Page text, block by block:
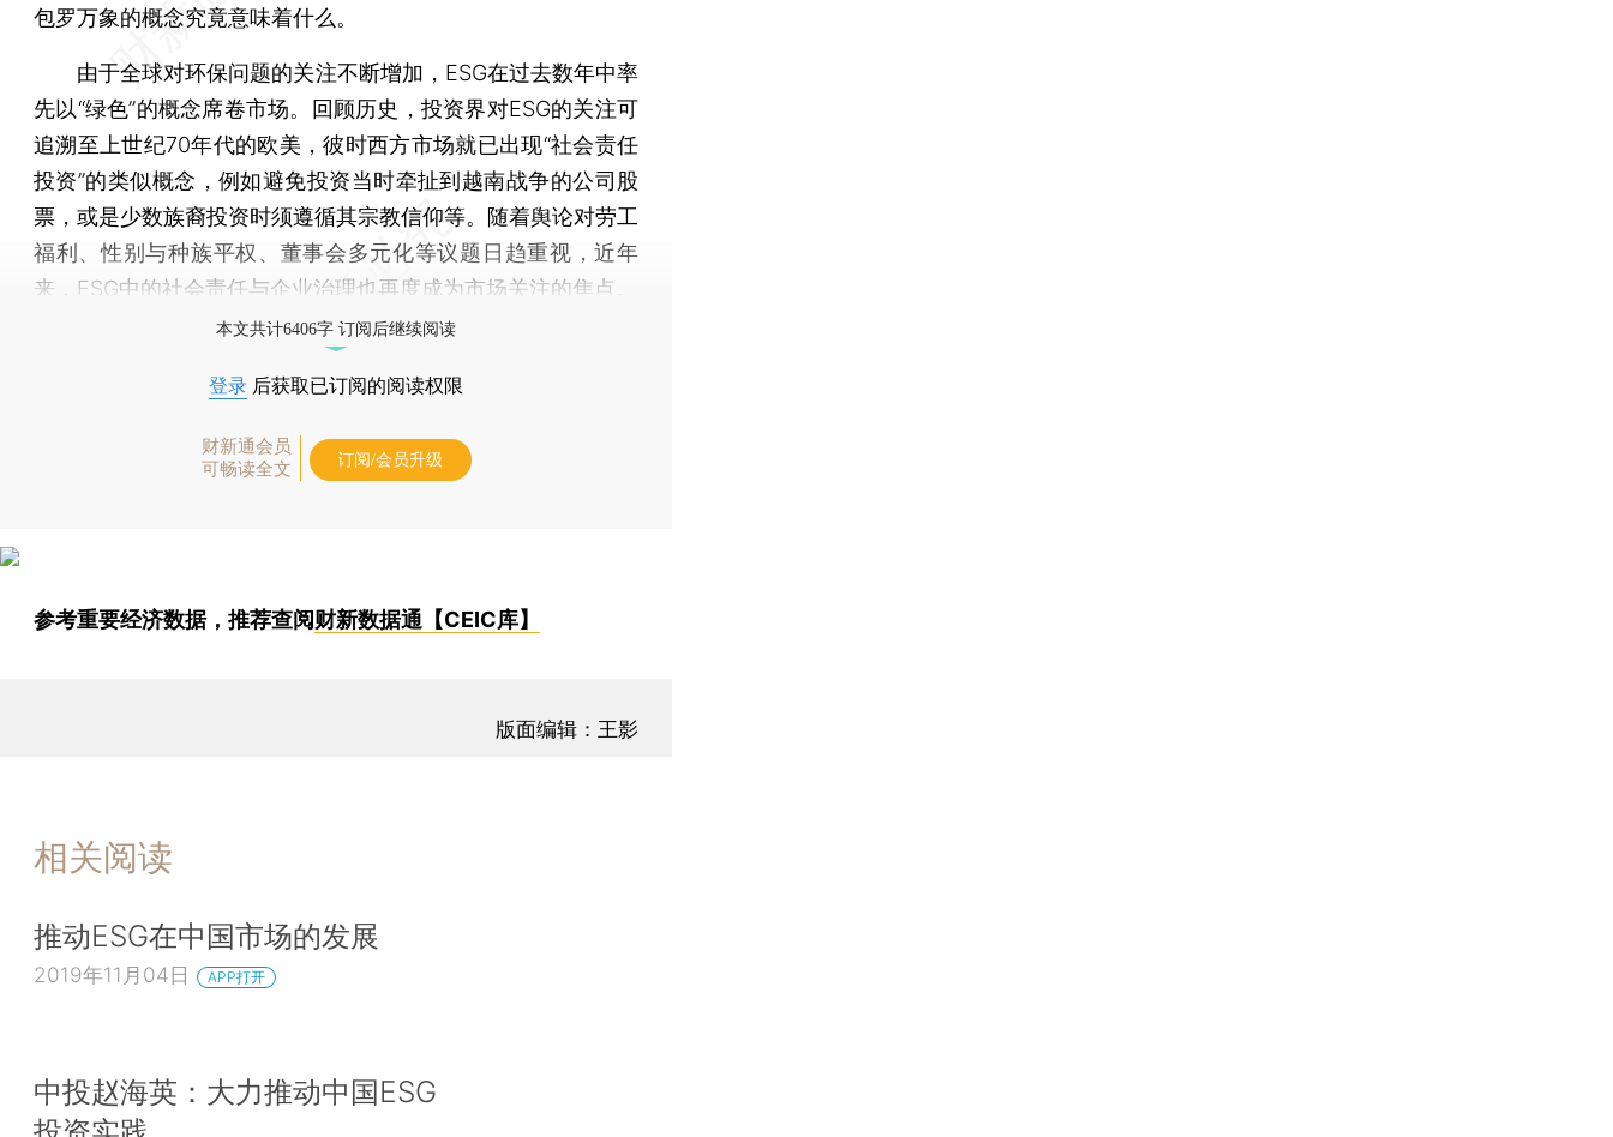
包罗万象的概念究竟意味着什么。
由于全球对环保问题的关注不断增加，ESG在过去数年中率
先以“绿色”的概念席卷市场。回顾历史，投资界对ESG的关注可
追溯至上世纪70年代的欧美，彼时西方市场就已出现“社会责任
投资”的类似概念，例如避免投资当时牵扯到越南战争的公司股
票，或是少数族裔投资时须遵循其宗教信仰等。随着舆论对劳工
福利、性别与种族平权、董事会多元化等议题日趋重视，近年
来，ESG中的社会责任与企业治理也再度成为市场关注的焦点。
本文共计6406字 订阅后继续阅读
登录 后获取已订阅的阅读权限
财新通会员
可畅读全文
订阅/会员升级
参考重要经济数据，推荐查阅财新数据通【CEIC库】
版面编辑：王影
相关阅读
推动ESG在中国市场的发展
2019年11月04日 APP打开
中投赵海英：大力推动中国ESG